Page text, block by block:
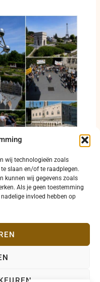
wij technologieën zoals
slaan en/of te raadplegen.
kunnen wij gegevens zoals
Als je geen toestemming
invloed hebben op
28 landen
tickets weg
|Privacy